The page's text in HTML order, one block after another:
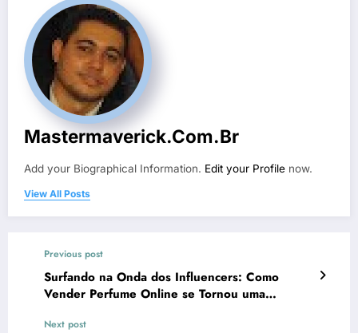
Mastermaverick.com.br
Add your Biographical Information. Edit your Profile now.
View All Posts
Previous post
Surfando na Onda dos Influencers: Como
Vender Perfume Online se Tornou uma
Next post